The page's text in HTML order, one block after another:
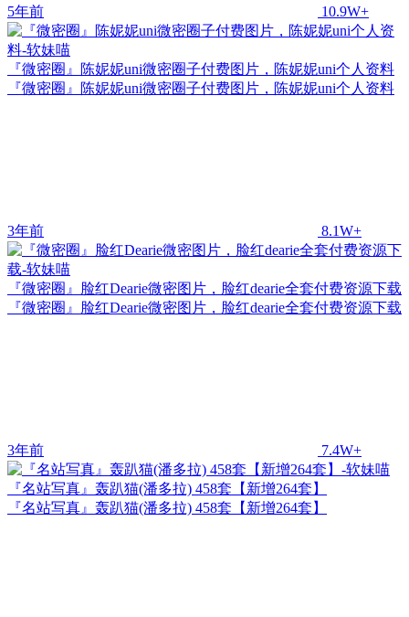
5年前 10.9W+
『微密圈』陈妮妮uni微密圈子付费图片，陈妮妮uni个人资料
『微密圈』陈妮妮uni微密圈子付费图片，陈妮妮uni个人资料
3年前 8.1W+
『微密圈』脸红Dearie微密图片，脸红dearie全套付费资源下载
『微密圈』脸红Dearie微密图片，脸红dearie全套付费资源下载
3年前 7.4W+
『名站写真』轰趴猫(潘多拉) 458套【新增264套】
『名站写真』轰趴猫(潘多拉) 458套【新增264套】